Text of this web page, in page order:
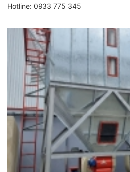
Hotline: 0933 775 345